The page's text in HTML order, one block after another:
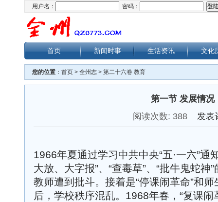
用户名： 密码：
首页 新闻时事 生活资讯 文化
您的位置 ： 首页 > 全州志 > 第二十六卷 教育
第一节 发展情况
阅读次数: 388 发表
1966年夏通过学习中共中央“五·一六”通
大放、大字报”、“查毒草”、“批牛鬼蛇神
教师遭到批斗。接着是“停课闹革命”和
后，学校秩序混乱。1968年春，“复课闹